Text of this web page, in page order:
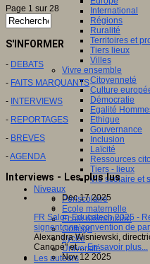
International
Régions
Ruralité
Territoires et
Tiers lieux
Villes
Vivre ensemble
Citoyenneté
Culture
Démocratie
Egalité
Ethique
Gouvernance
Inclusion
Laïcité
Ressources
Tiers - lieux
Vie scolaire et
Niveaux
Périscolaire
Ecole maternelle
Ecole élémentaire
Collège
Lycée
Université
Les auteurs
Page 1 sur 28
S'INFORMER
- DEBATS
- FAITS MARQUANTS
- INTERVIEWS
- REPORTAGES
- BREVES
-AGENDA
Interviews - Les plus lus
Dec 17 2025
FR Salon Educatech 2025 -
signent une convention de
Alexandra Wisniewski,
Canopé" et…En savoir plus...
Nov 12 2025